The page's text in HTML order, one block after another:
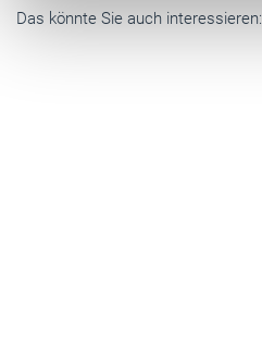
Das könnte Sie auch interessieren: